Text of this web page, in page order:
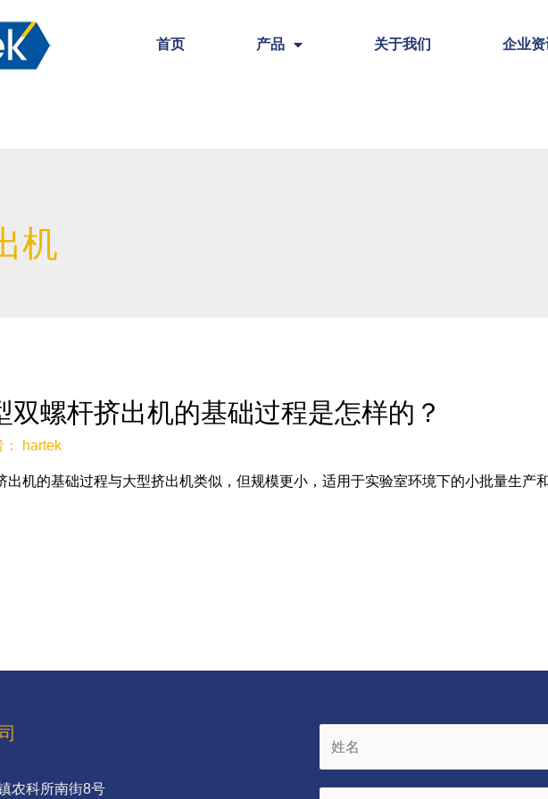
首页 产品 关于我们 企业
机
双螺杆挤出机的基础过程是怎样的？
hartek
出机的基础过程与大型挤出机类似，但规模更小，适用于实验室环境下的小批量生产
农科所南街8号